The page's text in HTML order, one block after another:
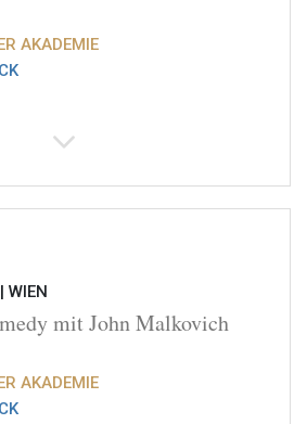
AKADEMIE
WIEN
mit John Malkovich
AKADEMIE